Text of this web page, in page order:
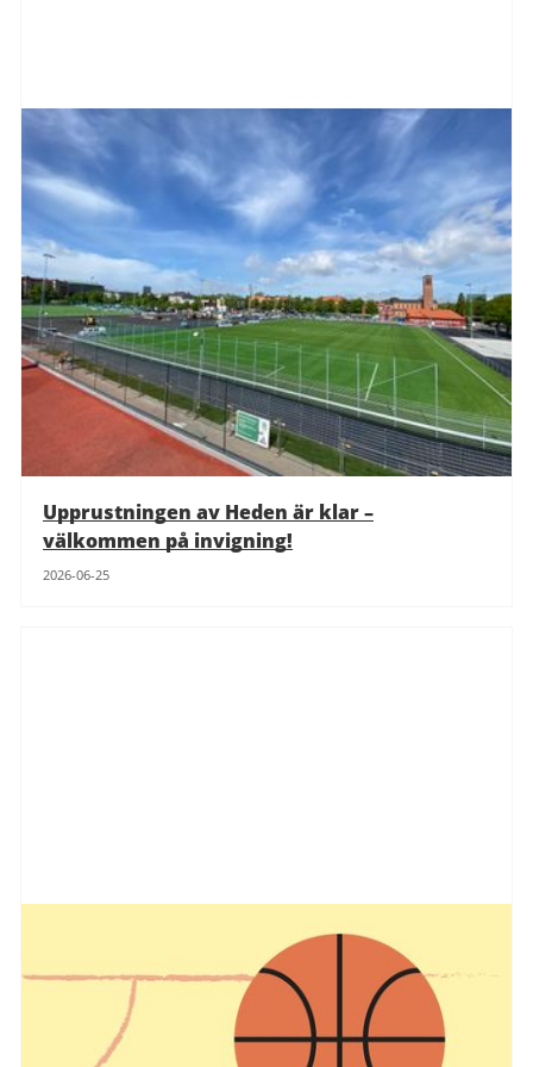
Upprustningen av Heden är klar –
välkommen på invigning!
2026-06-25